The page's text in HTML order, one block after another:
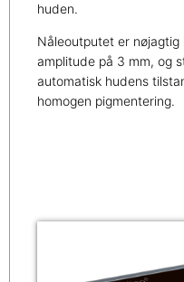
huden.
Nåleoutputet er
amplitude på 3 mm, og
automatisk hudens
homogen pigmentering.